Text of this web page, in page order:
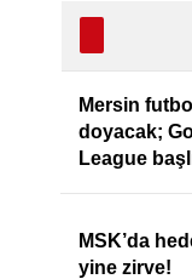
Mersin
doyacak;
League
MSK’da
yine zirve!